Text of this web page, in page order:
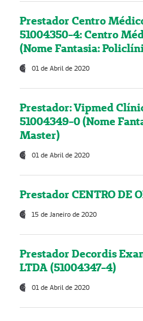
Prestador Centro
51004350-4: Centro
(Nome Fantasia:
01 de Abril de 2020
Prestador: Vipmed
51004349-0 (Nome
Master)
01 de Abril de 2020
Prestador CENTRO DE
15 de Janeiro de 2020
Prestador Decordis
LTDA (51004347-4)
01 de Abril de 2020